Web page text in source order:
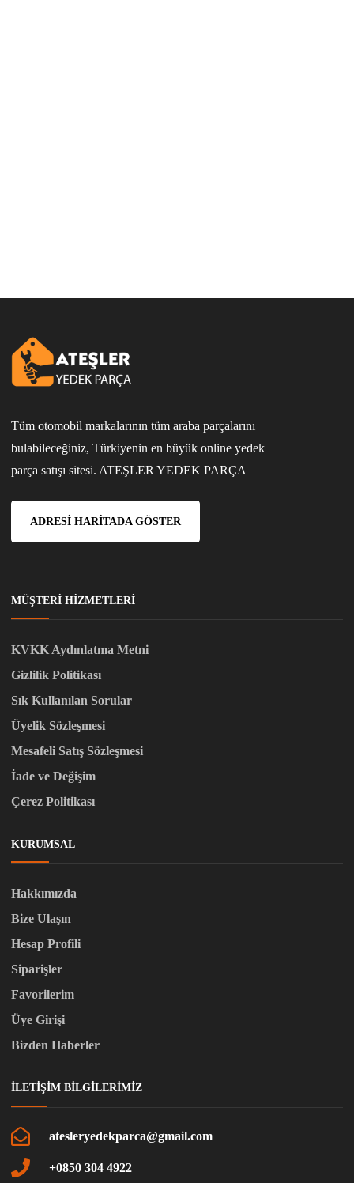
Tüm otomobil markalarının tüm araba parçalarını
bulabileceğiniz, Türkiyenin en büyük online yedek
parça satışı sitesi. ATEŞLER YEDEK PARÇA
ADRESI HARITADA GÖSTER
MÜŞTERI HIZMETLERI
KVKK Aydınlatma Metni
Gizlilik Politikası
Sık Kullanılan Sorular
Üyelik Sözleşmesi
Mesafeli Satış Sözleşmesi
İade ve Değişim
Çerez Politikası
KURUMSAL
Hakkımızda
Bize Ulaşın
Hesap Profili
Siparişler
Favorilerim
Üye Girişi
Bizden Haberler
İLETIŞIM BILGILERIMIZ
atesleryedekparca@gmail.com
+0850 304 4922